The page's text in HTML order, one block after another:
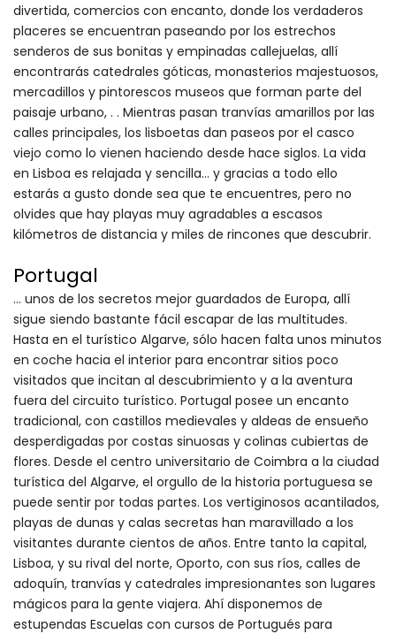
divertida, comercios con encanto, donde los verdaderos
placeres se encuentran paseando por los estrechos
senderos de sus bonitas y empinadas callejuelas, allí
encontrarás catedrales góticas, monasterios majestuosos,
mercadillos y pintorescos museos que forman parte del
paisaje urbano, . . Mientras pasan tranvías amarillos por las
calles principales, los lisboetas dan paseos por el casco
viejo como lo vienen haciendo desde hace siglos. La vida
en Lisboa es relajada y sencilla… y gracias a todo ello
estarás a gusto donde sea que te encuentres, pero no
olvides que hay playas muy agradables a escasos
kilómetros de distancia y miles de rincones que descubrir.
Portugal
... unos de los secretos mejor guardados de Europa, allí
sigue siendo bastante fácil escapar de las multitudes.
Hasta en el turístico Algarve, sólo hacen falta unos minutos
en coche hacia el interior para encontrar sitios poco
visitados que incitan al descubrimiento y a la aventura
fuera del circuito turístico. Portugal posee un encanto
tradicional, con castillos medievales y aldeas de ensueño
desperdigadas por costas sinuosas y colinas cubiertas de
flores. Desde el centro universitario de Coimbra a la ciudad
turística del Algarve, el orgullo de la historia portuguesa se
puede sentir por todas partes. Los vertiginosos acantilados,
playas de dunas y calas secretas han maravillado a los
visitantes durante cientos de años. Entre tanto la capital,
Lisboa, y su rival del norte, Oporto, con sus ríos, calles de
adoquín, tranvías y catedrales impresionantes son lugares
mágicos para la gente viajera. Ahí disponemos de
estupendas Escuelas con cursos de Portugués para